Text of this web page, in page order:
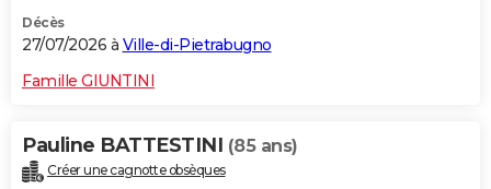
S'inscrire
Se connecter
Lycées
Collèges
Primaires
Universités
Entreprises
Service militaire
Avis de recherche
AVIS DE DÉCÈS
Décès
27/07/2026 à Ville-di-Pietrabugno
Famille GIUNTINI
Pauline BATTESTINI (85 ans)
Créer une cagnotte obsèques